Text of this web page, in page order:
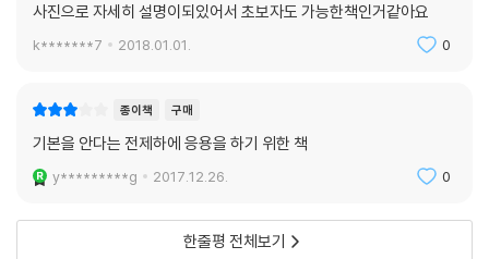
사진으로 자세히 설명이되있어서 초보자도 가능한책인거같아요
k*******7 2018.01.01. 0
종이책 구매
기본을 안다는 전제하에 응용을 하기 위한 책
y*********g 2017.12.26. 0
한줄평 전체보기